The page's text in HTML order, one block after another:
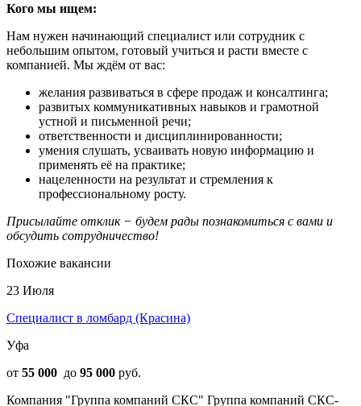
Кого мы ищем:
Нам нужен начинающий специалист или сотрудник с
небольшим опытом, готовый учиться и расти вместе с
компанией. Мы ждём от вас:
желания развиваться в сфере продаж и консалтинга;
развитых коммуникативных навыков и грамотной
устной и письменной речи;
ответственности и дисциплинированности;
умения слушать, усваивать новую информацию и
применять её на практике;
нацеленности на результат и стремления к
профессиональному росту.
Присылайте отклик − будем рады познакомиться с вами и
обсудить сотрудничество!
Похожие вакансии
23 Июля
Специалист в ломбард (Красина)
Уфа
от 55 000 до 95 000 руб.
Компания "Группа компаний СКС" Группа компаний СКС-